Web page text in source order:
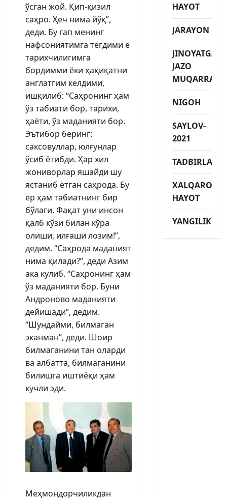
ўсган жой. Қип-қизил
саҳро. Ҳеч нима йўқ”,
деди. Бу гап менинг
нафсониятимга тегдими ё
тарихчилигимга
бордимми ёки ҳақиқатни
анг­латгим келдими,
ишқилиб: “Саҳронинг ҳам
ўз табиати бор, тарихи,
ҳаёти, ўз маданияти бор.
Эътибор беринг:
саксовуллар, юлғунлар
ўсиб ётибди. Ҳар хил
жониворлар яшайди шу
ястаниб ётган саҳрода. Бу
ер ҳам табиатнинг бир
бўлаги. Фақат уни инсон
қалб кўзи билан кўра
олиши, илғаши лозим!”,
дедим. “Саҳрода маданият
нима қилади?”, деди Азим
ака кулиб. “Саҳронинг ҳам
ўз маданияти бор. Буни
Андроново маданияти
дейишади”, дедим.
“Шундайми, билмаган
эканман”, деди. Шоир
билмаганини тан оларди
ва албатта, билмаганини
билишга иштиёқи ҳам
кучли эди.
Меҳмондорчиликдан
HAYOT
JARAYON
JINOYATGA
JAZO
MUQARRAR
NIGOH
SAYLOV-
2021
TADBIRLAR
XALQARO
HAYOT
YANGILIKLAR